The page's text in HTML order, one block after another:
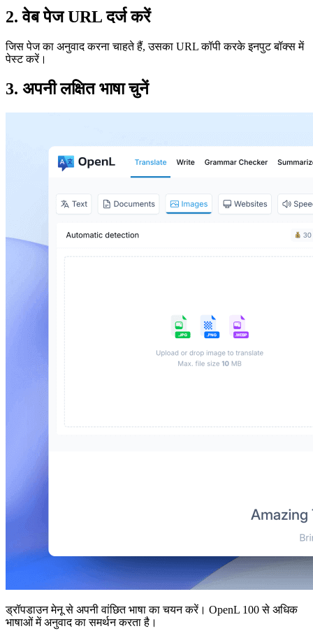
2. वेब पेज URL दर्ज करें
जिस पेज का अनुवाद करना चाहते हैं, उसका URL कॉपी करके इनपुट बॉक्स में
पेस्ट करें।
3. अपनी लक्षित भाषा चुनें
ड्रॉपडाउन मेनू से अपनी वांछित भाषा का चयन करें। OpenL 100 से अधिक
भाषाओं में अनुवाद का समर्थन करता है।